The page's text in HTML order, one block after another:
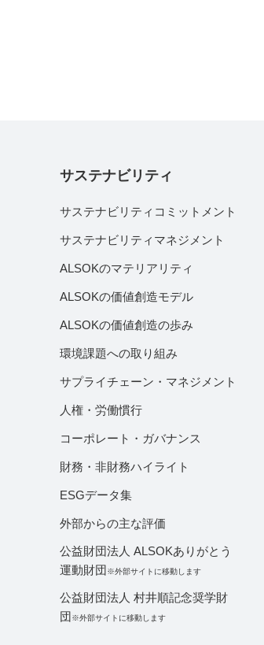
サステナビリティ
サステナビリティコミットメント
サステナビリティマネジメント
ALSOKのマテリアリティ
ALSOKの価値創造モデル
ALSOKの価値創造の歩み
環境課題への取り組み
サプライチェーン・マネジメント
人権・労働慣行
コーポレート・ガバナンス
財務・非財務ハイライト
ESGデータ集
外部からの主な評価
公益財団法人 ALSOKありがとう
運動財団※外部サイトに移動します
公益財団法人 村井順記念奨学財
団※外部サイトに移動します